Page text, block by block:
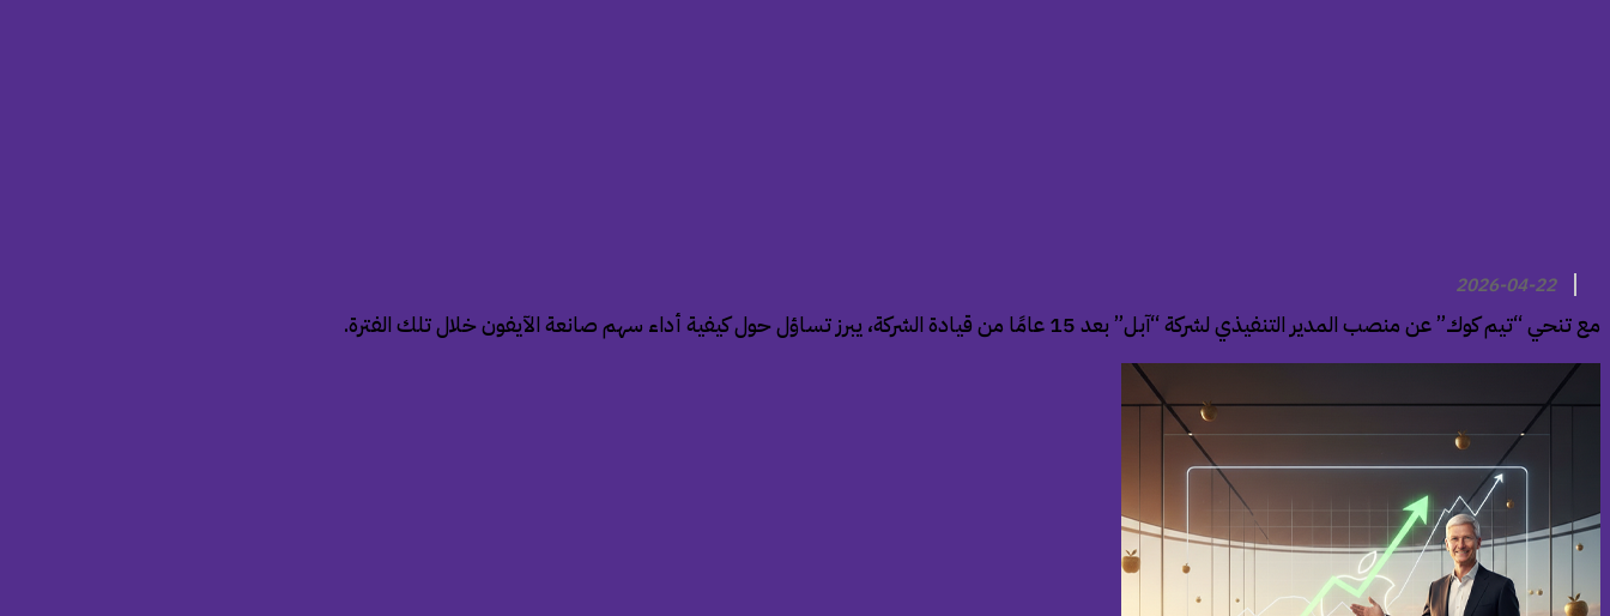
2026-04-22
مع تنحي “تيم كوك” عن منصب المدير التنفيذي لشركة “آبل” بعد 15 عامًا من قيادة الشركة، يبرز تساؤل حول كيفية أداء سهم صانعة الآيفون خلال تلك الفترة.